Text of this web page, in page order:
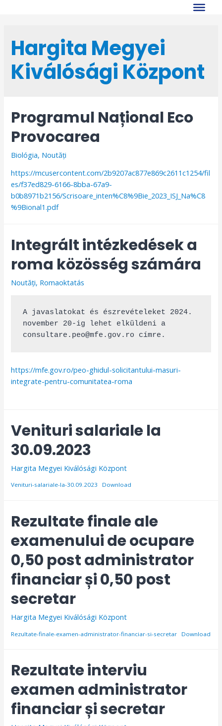
Hargita Megyei
Kiválósági Központ
Programul Național Eco
Provocarea
Biológia, Noutăți
https://mcusercontent.com/2b9207ac877e869c2611c1254/fil
es/f37ed829-6166-8bba-67a9-
b0b8971b2156/Scrisoare_inten%C8%9Bie_2023_ISJ_Na%C8
%9Bional1.pdf
Integrált intézkedések a
roma közösség számára
Noutăți, Romaoktatás
A javaslatokat és észrevételeket 2024.
november 20-ig lehet elküldeni a
consultare.peo@mfe.gov.ro címre.
https://mfe.gov.ro/peo-ghidul-solicitantului-masuri-
integrate-pentru-comunitatea-roma
Venituri salariale la
30.09.2023
Hargita Megyei Kiválósági Központ
Venituri-salariale-la-30.09.2023 Download
Rezultate finale ale
examenului de ocupare
0,50 post administrator
financiar și 0,50 post
secretar
Hargita Megyei Kiválósági Központ
Rezultate-finale-examen-administrator-financiar-si-secretar Download
Rezultate interviu
examen administrator
financiar și secretar